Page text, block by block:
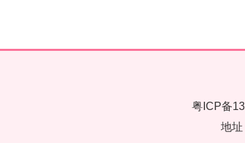
粤ICP备
地